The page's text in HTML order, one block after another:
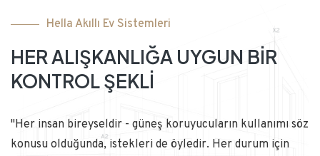
Hella Akıllı Ev Sistemleri
HER ALIŞKANLIĞA UYGUN BİR
KONTROL ŞEKLİ
"Her insan bireyseldir - güneş koruyucuların kullanımı söz
konusu olduğunda, istekleri de öyledir. Her durum için